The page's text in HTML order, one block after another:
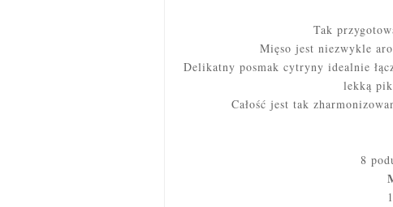
Tak
Mięso jest niezwykle
Delikatny posmak cytryny idealnie
lekką
Całość jest tak
8